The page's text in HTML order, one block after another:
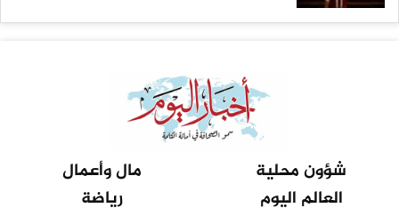
شؤون محلية
مال وأعمال
العالم اليوم
رياضة